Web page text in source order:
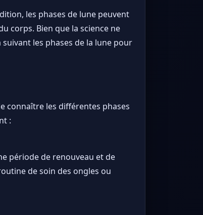
les phases de lune peuvent
corps. Bien que la science ne
les phases de la lune pour
connaître les différentes phases
:
période de renouveau et de
de soin des ongles ou